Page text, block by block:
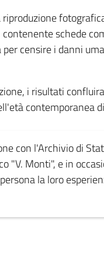
schede
censire i danni
i risultati
contemporanea
con l'Archivio di
"V. Monti", e in
la loro